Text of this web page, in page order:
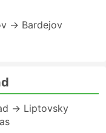
→ Bardejov
→ Liptovsky